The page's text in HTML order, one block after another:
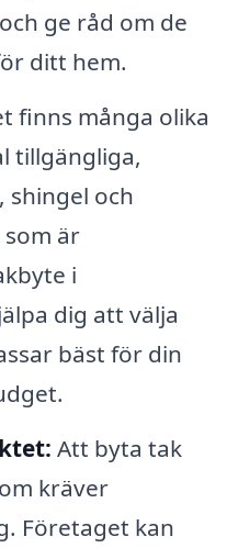
ge råd om de
ditt hem.
finns många olika
tillgängliga,
shingel och
är
i
dig att välja
bäst för din
Att byta tak
kräver
Företaget kan